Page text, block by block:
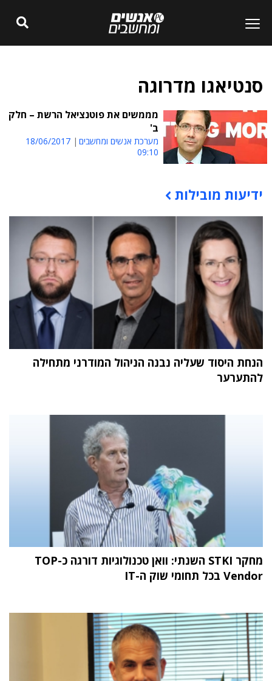
סנטיאגו מדרוגה
מממשים את פוטנציאל הרשת – חלק
ב'
מערכת אנשים ומחשבים
18/06/2017
09:10
תוכן פרסומי
ידיעות מובילות
הנחת היסוד שעליה נבנה הניהול המודרני מתחילה
להתערער
מחקר STKI השנתי: וואן טכנולוגיות דורגה כ-TOP
Vendor בכל תחומי שוק ה-IT